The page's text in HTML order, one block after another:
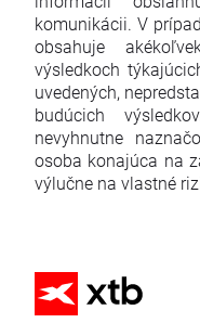
komunikácii. V
obsahuje
výsledkoch
uvedených,
budúcich
nevyhnutne
osoba konajúca na
výlučne na vlastné